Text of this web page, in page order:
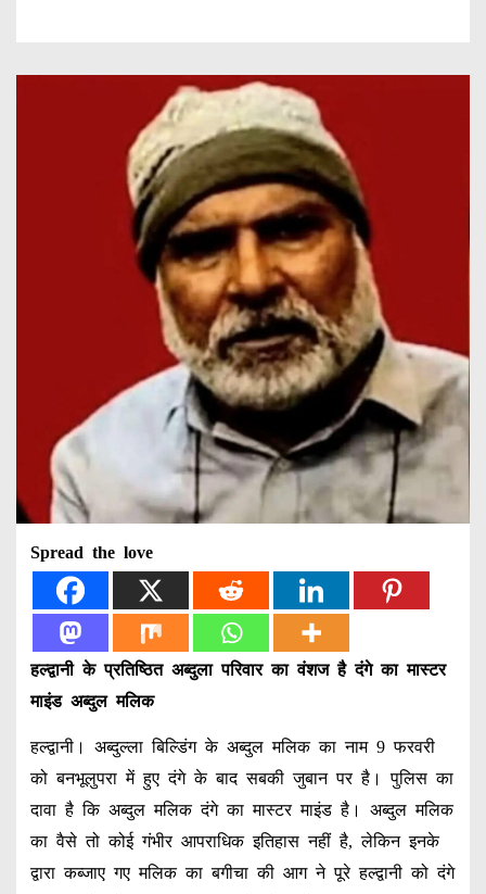
Spread the love
हल्द्वानी के प्रतिष्ठित अब्दुला परिवार का वंशज है दंगे का मास्टर
माइंड अब्दुल मलिक
हल्द्वानी। अब्दुल्ला बिल्डिंग के अब्दुल मलिक का नाम 9 फरवरी
को बनभूलुपरा में हुए दंगे के बाद सबकी जुबान पर है। पुलिस का
दावा है कि अब्दुल मलिक दंगे का मास्टर माइंड है। अब्दुल मलिक
का वैसे तो कोई गंभीर आपराधिक इतिहास नहीं है, लेकिन इनके
द्वारा कब्जाए गए मलिक का बगीचा की आग ने पूरे हल्द्वानी को दंगे